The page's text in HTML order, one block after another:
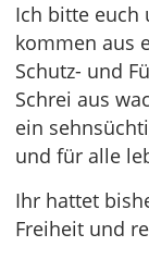
Ich bitte euch
kommen aus
Schutz- und
Schrei aus
ein
und für alle
Ihr hattet
Freiheit und